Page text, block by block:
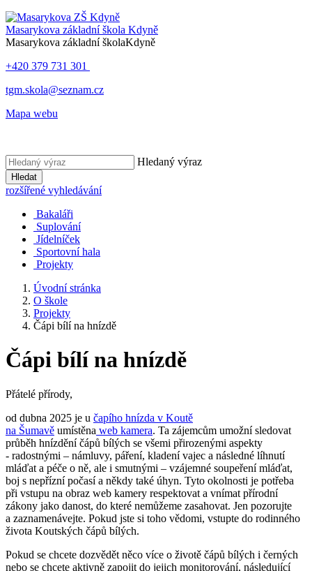
Masarykova základní škola Kdyně
Masarykova základní školaKdyně
+420 379 731 301
tgm.skola@seznam.cz
Mapa webu
Hledaný výraz
Hledat
rozšířené vyhledávání
Bakaláři
Suplování
Jídelníček
Sportovní hala
Projekty
Úvodní stránka
O škole
Projekty
Čápi bílí na hnízdě
Čápi bílí na hnízdě
Přátelé přírody,
od dubna 2025 je u čapího hnízda v Koutě
na Šumavě umístěna web kamera. Ta zájemcům umožní sledovat
průběh hnízdění čápů bílých se všemi přirozenými aspekty
- radostnými – námluvy, páření, kladení vajec a následné líhnutí
mláďat a péče o ně, ale i smutnými – vzájemné soupeření mláďat,
boj s nepřízní počasí a někdy také úhyn. Tyto okolnosti je potřeba
při vstupu na obraz web kamery respektovat a vnímat přírodní
zákony jako danost, do které nemůžeme zasahovat. Jen pozorujte
a zaznamenávejte. Pokud jste si toho vědomi, vstupte do rodinného
života Koutských čápů bílých.
Pokud se chcete dozvědět něco více o životě čápů bílých i černých
nebo se chcete aktivně zapojit do jejich monitorování, následující